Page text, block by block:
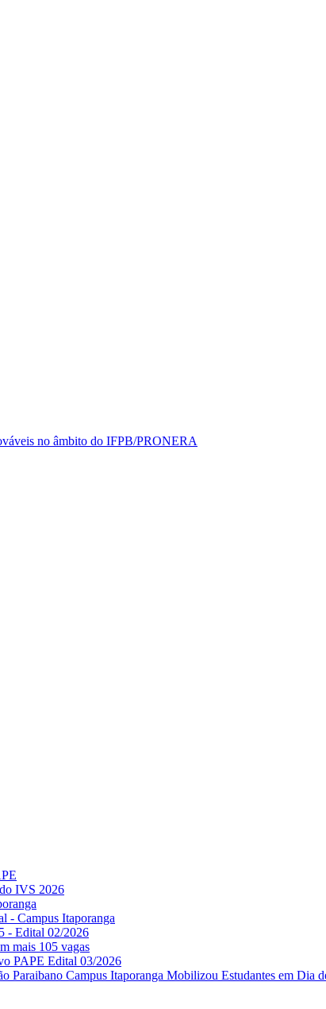
no âmbito do IFPB/PRONERA
IVS 2026
- Campus Itaporanga
- Edital 02/2026
mais 105 vagas
PAPE Edital 03/2026
Paraibano Campus Itaporanga Mobilizou Estudantes em Dia